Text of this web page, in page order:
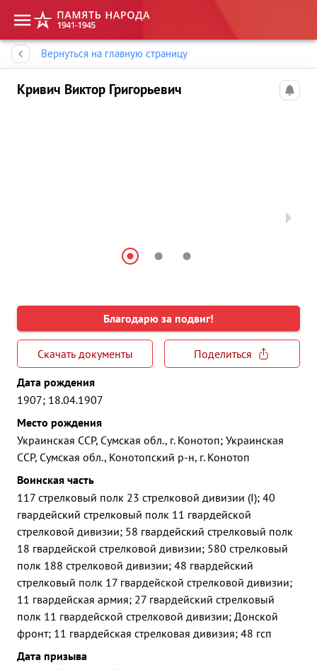
Вернуться на главную страницу
Кривич Виктор Григорьевич
Благодарю за подвиг!
Скачать документы
Поделиться
Дата рождения
1907; 18.04.1907
Место рождения
Украинская ССР, Сумская обл., г. Конотоп; Украинская
ССР, Сумская обл., Конотопский р-н, г. Конотоп
Воинская часть
117 стрелковый полк 23 стрелковой дивизии (I); 40
гвардейский стрелковый полк 11 гвардейской
стрелковой дивизии; 58 гвардейский стрелковый полк
18 гвардейской стрелковой дивизии; 580 стрелковый
полк 188 стрелковой дивизии; 48 гвардейский
стрелковый полк 17 гвардейской стрелковой дивизии;
11 гвардейская армия; 27 гвардейский стрелковый
полк 11 гвардейской стрелковой дивизии; Донской
фронт; 11 гвардейская стрелковая дивизия; 48 гсп
Дата призыва
Память народа